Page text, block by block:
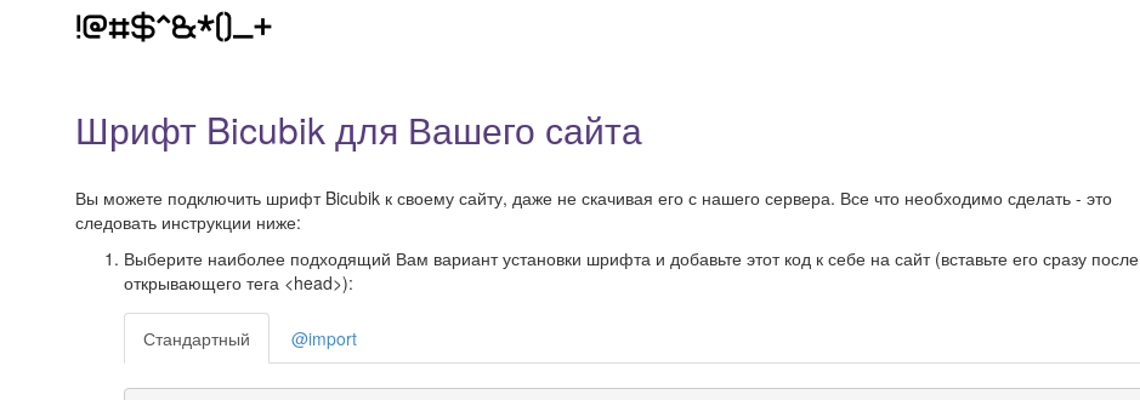
Шрифт Bicubik для Вашего сайта
Вы можете подключить шрифт Bicubik к своему сайту, даже не скачивая его с нашего сервера. Все что необходимо сделать - это
следовать инструкции ниже:
Выберите наиболее подходящий Вам вариант установки шрифта и добавьте этот код к себе на сайт (вставьте его сразу после
открывающего тега <head>):
Стандартный @import